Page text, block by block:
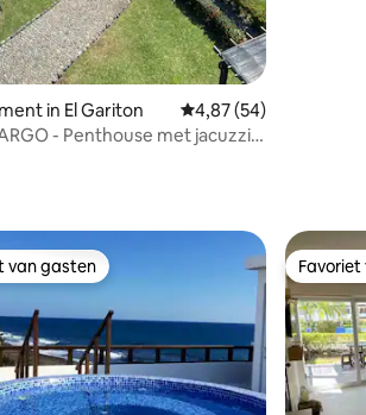
in El Gariton Gemiddelde
4,87 (54)
- Penthouse met jacuzzi,
van gasten
van gasten